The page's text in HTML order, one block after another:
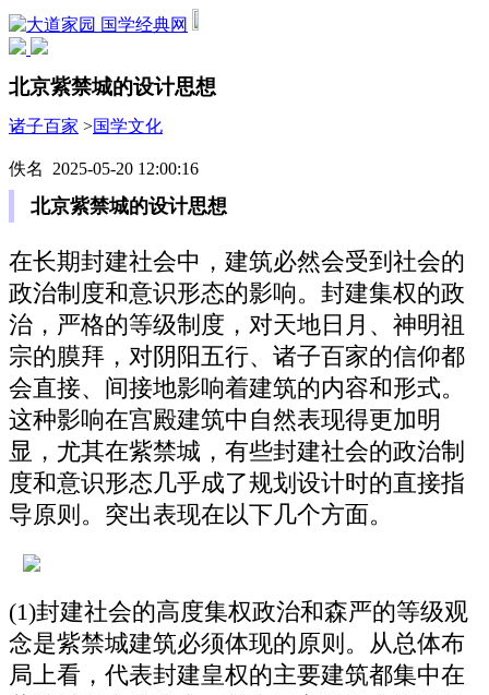
国学经典网
北京紫禁城的设计思想
诸子百家 >国学文化
佚名 2025-05-20 12:00:16
北京紫禁城的设计思想
在长期封建社会中，建筑必然会受到社会的
政治制度和意识形态的影响。封建集权的政
治，严格的等级制度，对天地日月、神明祖
宗的膜拜，对阴阳五行、诸子百家的信仰都
会直接、间接地影响着建筑的内容和形式。
这种影响在宫殿建筑中自然表现得更加明
显，尤其在紫禁城，有些封建社会的政治制
度和意识形态几乎成了规划设计时的直接指
导原则。突出表现在以下几个方面。
(1)封建社会的高度集权政治和森严的等级观
念是紫禁城建筑必须体现的原则。从总体布
局上看，代表封建皇权的主要建筑都集中在